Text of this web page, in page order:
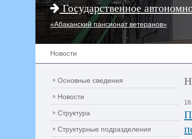
Государственное
«Абаканский пансионат ветеранов»
Новости
Основные сведения
Новости
Структура
Структурные подразделения